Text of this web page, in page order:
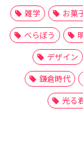
雑学
お菓
べらぼう
デザイン
鎌倉時代
光る